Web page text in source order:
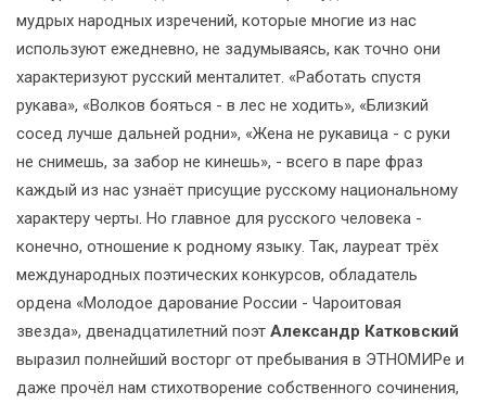
мудрых народных изречений, которые многие из нас
используют ежедневно, не задумываясь, как точно они
характеризуют русский менталитет. «Работать спустя
рукава», «Волков бояться - в лес не ходить», «Близкий
сосед лучше дальней родни», «Жена не рукавица - с руки
не снимешь, за забор не кинешь», - всего в паре фраз
каждый из нас узнаёт присущие русскому национальному
характеру черты. Но главное для русского человека -
конечно, отношение к родному языку. Так, лауреат трёх
международных поэтических конкурсов, обладатель
ордена «Молодое дарование России - Чароитовая
звезда», двенадцатилетний поэт Александр Катковский
выразил полнейший восторг от пребывания в ЭТНОМИРе и
даже прочёл нам стихотворение собственного сочинения,